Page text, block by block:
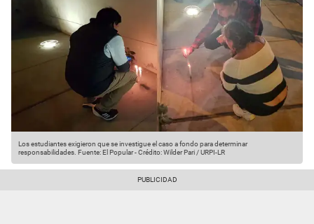
Los estudiantes exigieron que se investigue el caso a fondo para determinar
responsabilidades. Fuente: El Popular-Crédito: Wilder Pari / URPI-LR